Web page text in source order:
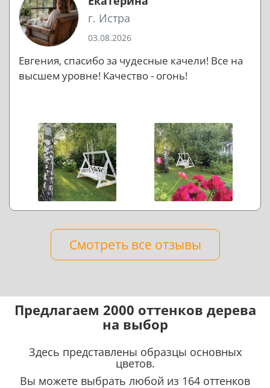
г. Истра
03.08.2026
Евгения, спасибо за чудесные качели! Все на
высшем уровне! Качество - огонь!
Смотреть все отзывы
Предлагаем 2000 оттенков дерева
на выбор
Здесь представлены образцы основных
цветов.
Вы можете выбрать любой из 164 оттенков